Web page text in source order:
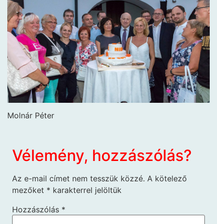
Molnár Péter
Vélemény, hozzászólás?
Az e-mail címet nem tesszük közzé. A kötelező
mezőket * karakterrel jelöltük
Hozzászólás *